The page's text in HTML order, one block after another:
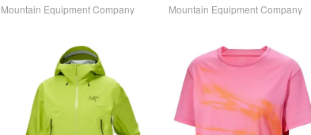
Mountain Equipment Company Mountain Equipment Company